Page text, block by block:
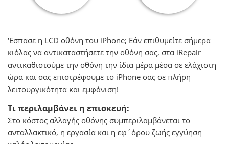
‘Εσπασε η LCD οθόνη του iPhone; Εάν επιθυμείτε σήμερα
κιόλας να αντικαταστήσετε την οθόνη σας, στα iRepair
αντικαθιστούμε την οθόνη την ίδια μέρα μέσα σε ελάχιστη
ώρα και σας επιστρέφουμε το iPhone σας σε πλήρη
λειτουργικότητα και εμφάνιση!
Τι περιλαμβάνει η επισκευή:
Στο κόστος αλλαγής οθόνης συμπεριλαμβάνεται το
ανταλλακτικό, η εργασία και η εφ΄όρου ζωής εγγύηση